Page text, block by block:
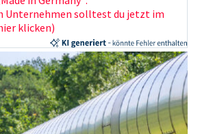
Unternehmen solltest du jetzt im
klicken)